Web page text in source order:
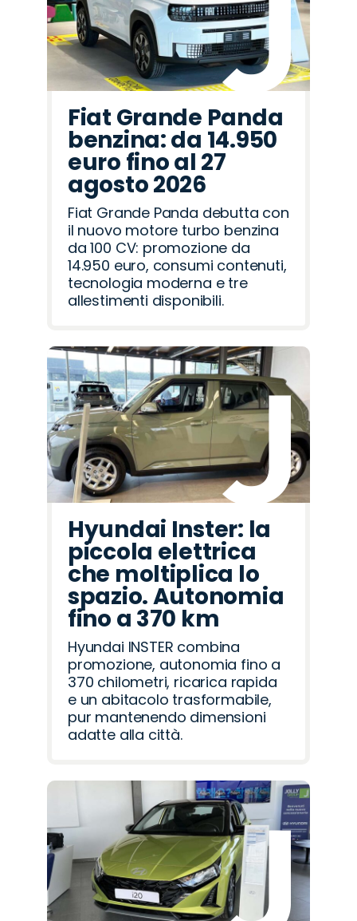
Fiat Grande Panda
benzina: da 14.950
euro fino al 27
agosto 2026
Fiat Grande Panda debutta con
il nuovo motore turbo benzina
da 100 CV: promozione da
14.950 euro, consumi contenuti,
tecnologia moderna e tre
allestimenti disponibili.
Hyundai Inster: la
piccola elettrica
che moltiplica lo
spazio. Autonomia
fino a 370 km
Hyundai INSTER combina
promozione, autonomia fino a
370 chilometri, ricarica rapida
e un abitacolo trasformabile,
pur mantenendo dimensioni
adatte alla città.